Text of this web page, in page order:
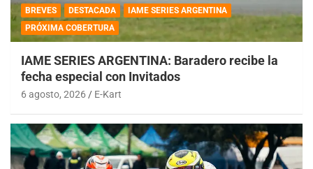
BREVES DESTACADA
IAME SERIES ARGENTINA
PRÓXIMA COBERTURA
IAME SERIES ARGENTINA: Baradero recibe la
fecha especial con Invitados
6 agosto, 2026 E-Kart